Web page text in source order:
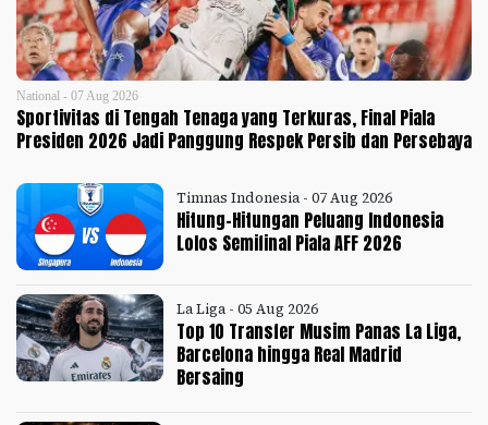
National - 07 Aug 2026
Sportivitas di Tengah Tenaga yang Terkuras, Final Piala
Presiden 2026 Jadi Panggung Respek Persib dan Persebaya
Timnas Indonesia - 07 Aug 2026
Hitung-Hitungan Peluang Indonesia
Lolos Semifinal Piala AFF 2026
La Liga - 05 Aug 2026
Top 10 Transfer Musim Panas La Liga,
Barcelona hingga Real Madrid
Bersaing